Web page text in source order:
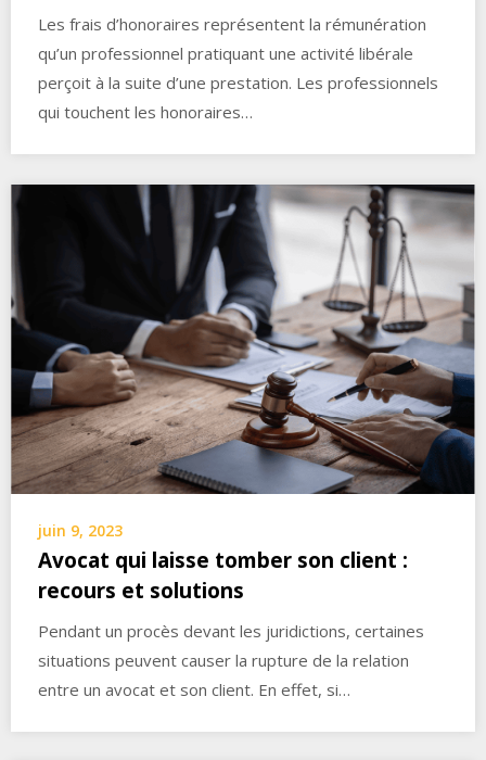
Les frais d’honoraires représentent la rémunération
qu’un professionnel pratiquant une activité libérale
perçoit à la suite d’une prestation. Les professionnels
qui touchent les honoraires…
juin 9, 2023
Avocat qui laisse tomber son client :
recours et solutions
Pendant un procès devant les juridictions, certaines
situations peuvent causer la rupture de la relation
entre un avocat et son client. En effet, si…